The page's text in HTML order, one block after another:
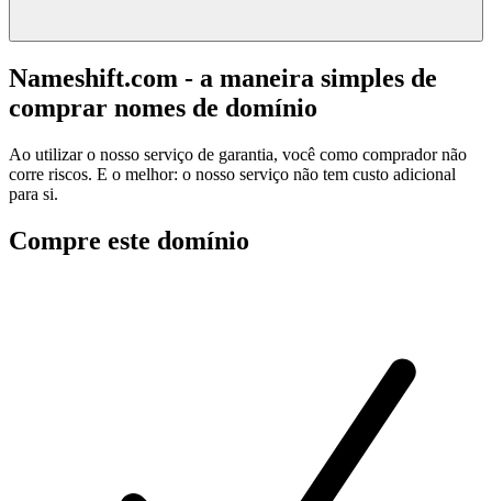
Nameshift.com - a maneira simples de
comprar nomes de domínio
Ao utilizar o nosso serviço de garantia, você como comprador não
corre riscos. E o melhor: o nosso serviço não tem custo adicional
para si.
Compre este domínio